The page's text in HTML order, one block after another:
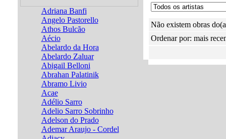
Adriana Banfi
Angelo Pastorello
Athos Bulcão
Aécio
Abelardo da Hora
Abelardo Zaluar
Abigail Belloni
Abrahan Palatinik
Abramo Livio
Acae
Adélio Sarro
Adelio Sarro Sobrinho
Adelson do Prado
Ademar Araujo - Cordel
Não existem obras
Ordenar por: mais